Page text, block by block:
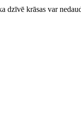
dzīvē krāsas var